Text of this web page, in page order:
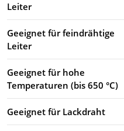
Leiter
Geeignet für feindrähtige
Leiter
Geeignet für hohe
Temperaturen (bis 650 °C)
Geeignet für Lackdraht